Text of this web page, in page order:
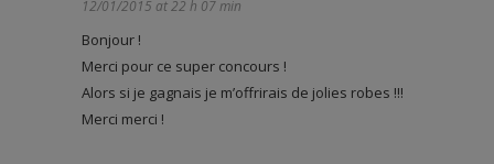
12/01/2015 at 22 h 07 min
Bonjour !
Merci pour ce super concours !
Alors si je gagnais je m’offrirais de jolies robes !!!
Merci merci !